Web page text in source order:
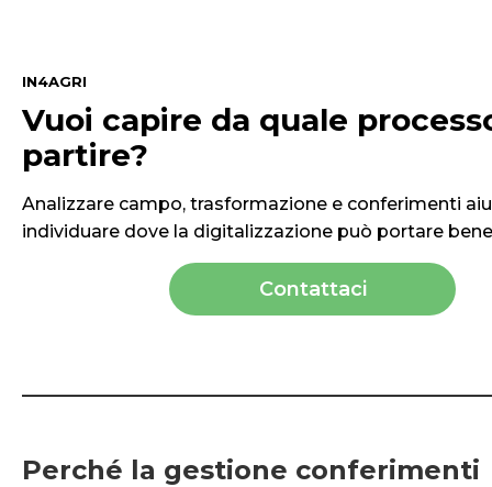
IN4AGRI
Vuoi capire da quale
partire?
Analizzare campo, trasformazione e conferimenti
individuare dove la digitalizzazione può portare
Contattaci
Perché la gestione conferimenti